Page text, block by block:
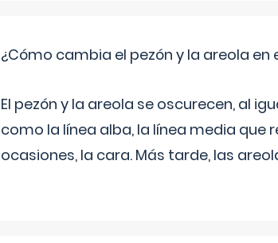
¿Cómo cambia el pezón y la areola en
El pezón y la areola se oscurecen, al
como la línea alba, la línea media que
ocasiones, la cara. Más tarde, las